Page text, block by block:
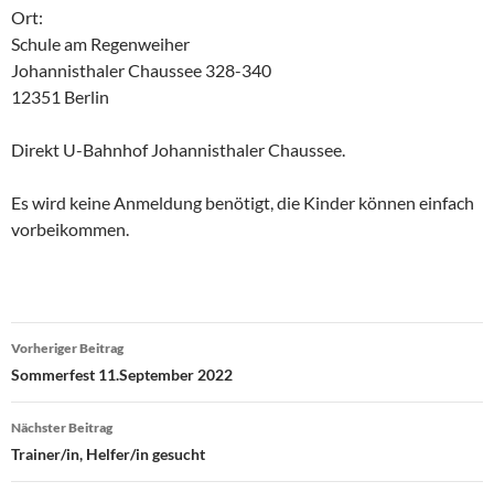
Ort:
Schule am Regenweiher
Johannisthaler Chaussee 328-340
12351 Berlin
Direkt U-Bahnhof Johannisthaler Chaussee.
Es wird keine Anmeldung benötigt, die Kinder können einfach
vorbeikommen.
Beitragsnavigation
Vorheriger Beitrag
Sommerfest 11.September 2022
Nächster Beitrag
Trainer/in, Helfer/in gesucht